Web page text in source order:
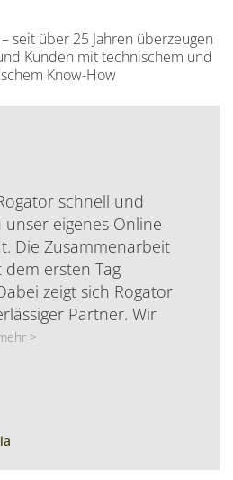
seit über 25 Jahren überzeugen
Kunden mit technischem und
Know-How
schnell und
eigenes Online-
Die Zusammenarbeit
ersten Tag
zeigt sich Rogator
Partner. Wir
>